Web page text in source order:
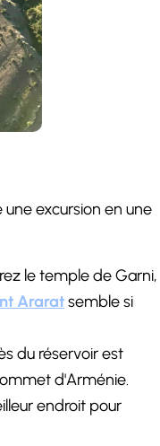
excursion en une
le temple de Garni,
Araratsemble si
du réservoir est
d'Arménie.
endroit pour